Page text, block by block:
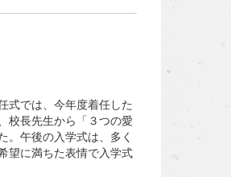
式では、今年度着任した
校長先生から「３つの愛
。午後の入学式は、多く
望に満ちた表情で入学式